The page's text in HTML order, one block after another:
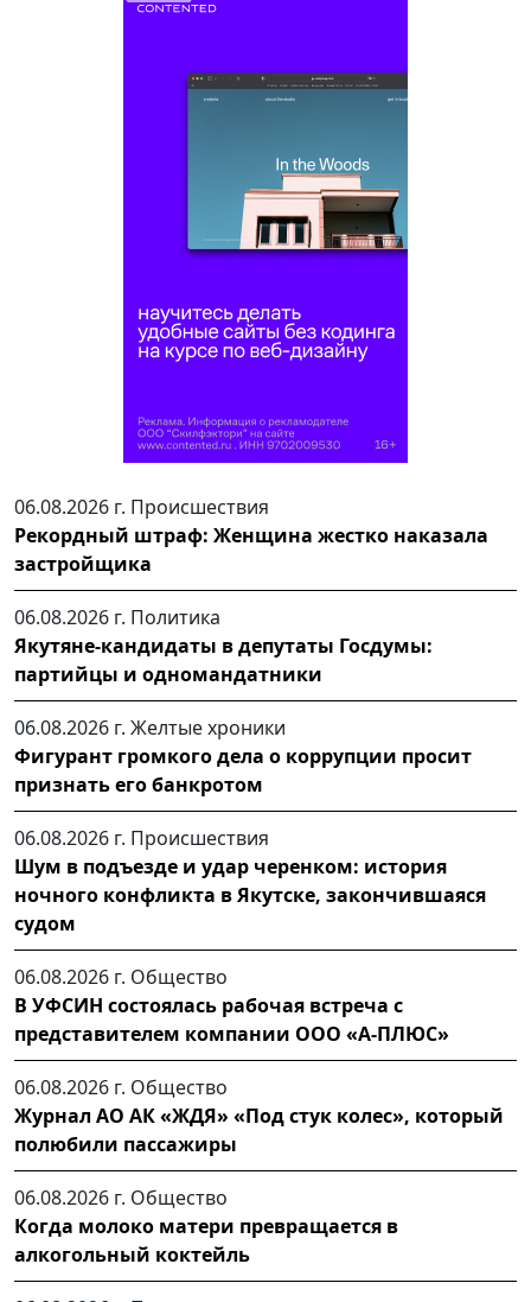
06.08.2026 г. Происшествия
Рекордный штраф: Женщина жестко наказала
застройщика
06.08.2026 г. Политика
Якутяне-кандидаты в депутаты Госдумы:
партийцы и одномандатники
06.08.2026 г. Желтые хроники
Фигурант громкого дела о коррупции просит
признать его банкротом
06.08.2026 г. Происшествия
Шум в подъезде и удар черенком: история
ночного конфликта в Якутске, закончившаяся
судом
06.08.2026 г. Общество
В УФСИН состоялась рабочая встреча с
представителем компании ООО «А-ПЛЮС»
06.08.2026 г. Общество
Журнал АО АК «ЖДЯ» «Под стук колес», который
полюбили пассажиры
06.08.2026 г. Общество
Когда молоко матери превращается в
алкогольный коктейль